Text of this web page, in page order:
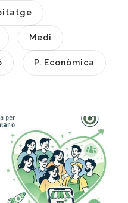
Medi
P. Econòmica
I
Autònoms